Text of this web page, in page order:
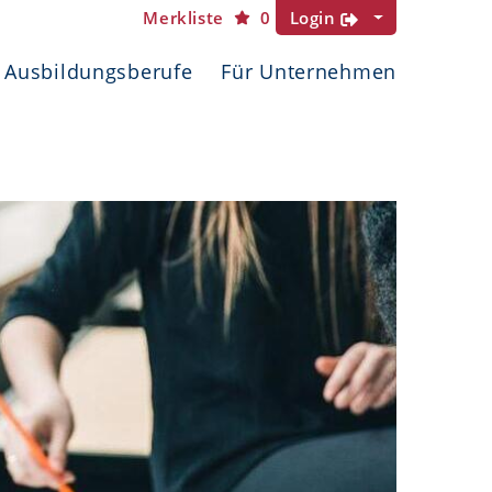
Merkliste 0 Login
Ausbildungsberufe Für Unternehmen